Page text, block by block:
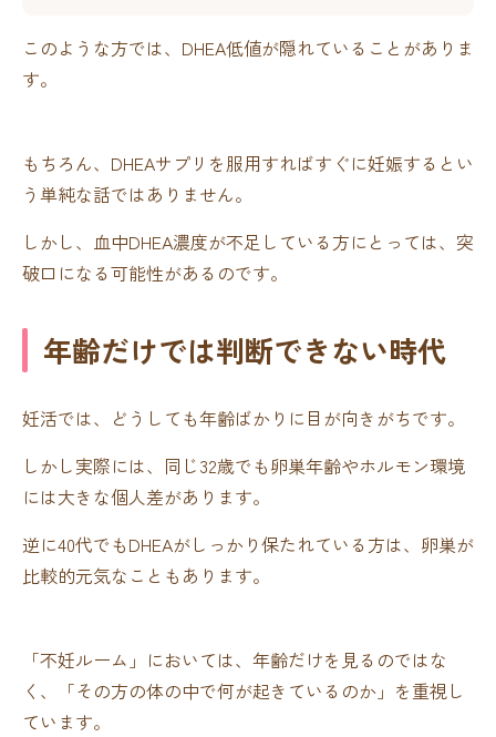
このような方では、DHEA低値が隠れていることがありま
す。
もちろん、DHEAサプリを服用すればすぐに妊娠するとい
う単純な話ではありません。
しかし、血中DHEA濃度が不足している方にとっては、突
破口になる可能性があるのです。
年齢だけでは判断できない時代
妊活では、どうしても年齢ばかりに目が向きがちです。
しかし実際には、同じ32歳でも卵巣年齢やホルモン環境
には大きな個人差があります。
逆に40代でもDHEAがしっかり保たれている方は、卵巣が
比較的元気なこともあります。
「不妊ルーム」においては、年齢だけを見るのではな
く、「その方の体の中で何が起きているのか」を重視し
ています。